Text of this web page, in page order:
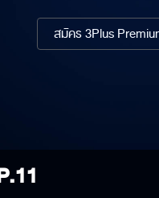
สมัคร 3Plus